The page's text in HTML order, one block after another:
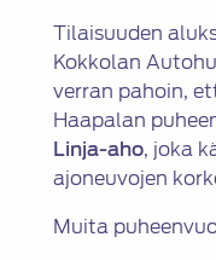
Tilaisuuden
Kokkolan
verran pahoin,
Haapalan
Linja-aho, joka
ajoneuvojen
Muita